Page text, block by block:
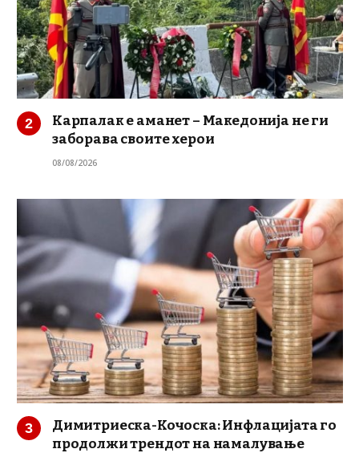
Карпалак е аманет – Македонија не ги
заборава своите херои
08/08/2026
Димитриеска-Кочоска: Инфлацијата го
продолжи трендот на намалување